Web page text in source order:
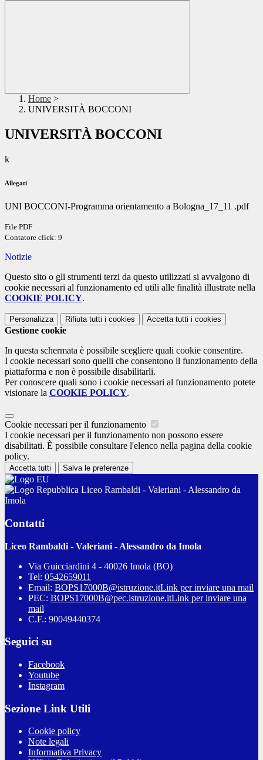
Home >
UNIVERSITÀ BOCCONI
UNIVERSITÀ BOCCONI
k
Allegati
UNI BOCCONI-Programma orientamento a Bologna_17_11 .pdf
File PDF
Contatore click: 9
Notizie
Questo sito o gli strumenti terzi da questo utilizzati si avvalgono di
cookie necessari al funzionamento ed utili alle finalità illustrate nella
COOKIE POLICY.
Personalizza Rifiuta tutti i cookies Accetta tutti i cookies
Gestione cookie
In questa schermata è possibile scegliere quali cookie consentire.
I cookie necessari sono quelli che consentono il funzionamento della
piattaforma e non è possibile disabilitarli.
Per conoscere quali sono i cookie necessari al funzionamento potete
visionare la COOKIE POLICY.
Cookie necessari per il funzionamento
I cookie necessari per il funzionamento non possono essere
disabilitati. È possibile consultare l'elenco nella pagina della cookie
policy.
Accetta tutti Salva le preferenze
Liceo Rambaldi - Valeriani - Alessandro da
Imola
Contatti
Liceo Rambaldi - Valeriani - Alessandro da Imola
Via Guicciardini 4 - 40026 Imola (BO)
Tel: 0542659011
Email: BOPS17000B@istruzione.itLink per inviare una mail
PEC: BOPS17000B@pec.istruzione.itLink per inviare una
mail
C.F.: 90049440374
Seguici su
Facebook
Youtube
Instagram
Sezione Link Utili
Cookie policy
Note legali
Informativa Privacy